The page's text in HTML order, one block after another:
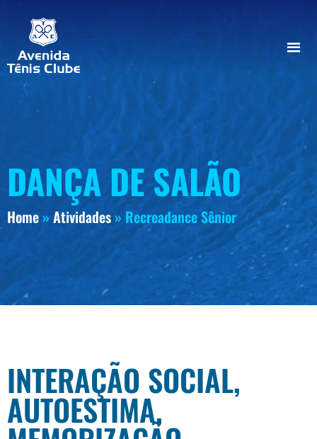
DANÇA DE SALÃO
Home»Atividades»Recreadance Sênior
INTERAÇÃO SOCIAL,
AUTOESTIMA,